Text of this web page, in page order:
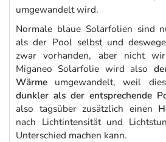
umgewandelt wird.
Normale blaue Solarfolien sind
als der Pool selbst und
zwar vorhanden, aber nicht
Miganeo Solarfolie wird also
Wärme umgewandelt, weil
dunkler als der entsprechende
also tagsüber zusätzlich einen
nach Lichtintensität und
Unterschied machen kann.